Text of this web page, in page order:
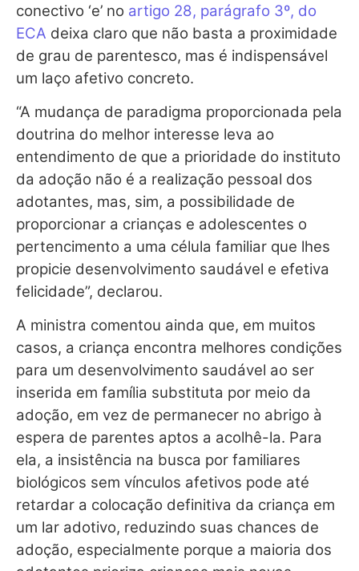
conectivo ‘e’ no artigo 28, parágrafo 3º, do
ECA deixa claro que não basta a proximidade
de grau de parentesco, mas é indispensável
um laço afetivo concreto.
“A mudança de paradigma proporcionada pela
doutrina do melhor interesse leva ao
entendimento de que a prioridade do instituto
da adoção não é a realização pessoal dos
adotantes, mas, sim, a possibilidade de
proporcionar a crianças e adolescentes o
pertencimento a uma célula familiar que lhes
propicie desenvolvimento saudável e efetiva
felicidade”, declarou.
A ministra comentou ainda que, em muitos
casos, a criança encontra melhores condições
para um desenvolvimento saudável ao ser
inserida em família substituta por meio da
adoção, em vez de permanecer no abrigo à
espera de parentes aptos a acolhê-la. Para
ela, a insistência na busca por familiares
biológicos sem vínculos afetivos pode até
retardar a colocação definitiva da criança em
um lar adotivo, reduzindo suas chances de
adoção, especialmente porque a maioria dos